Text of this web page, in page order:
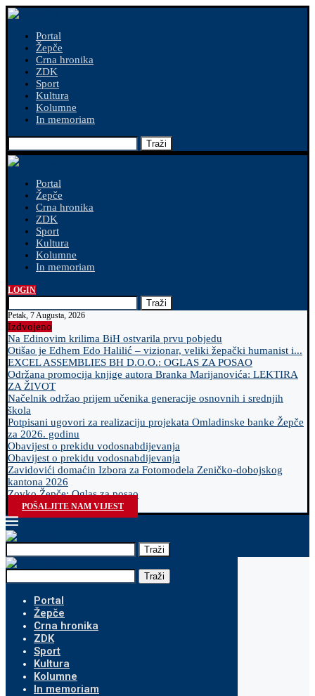
Portal
Žepče
Crna hronika
ZDK
Sport
Kultura
Kolumne
In memoriam
Traži
Portal
Žepče
Crna hronika
ZDK
Sport
Kultura
Kolumne
In memoriam
LOGIN
Traži
Petak, 7 Augusta, 2026
Izdvojeno
Na Edinovim krilima BiH ostvarila prvu pobjedu
Otišao je Edhem Edo Halilić – vizionar, veliki žepački humanist i...
EXCEL ASSEMBLIES BH D.O.O.: OGLAS ZA POSAO
Održana promocija knjige autora Branka Marijanovića: LEKTIRA
ZA ŽIVOT
Načelnik održao prijem učenika generacije osnovnih i srednjih
škola
Potpisani ugovori za realizaciju projekata Omladinske banke Žepče
za 2026. godinu
Obavijest o prekidu vodosnabdijevanja
Obavijest o prekidu vodosnabdijevanja
Zavidovići domaćin Izbora za Fotomodela Zeničko-dobojskog
kantona 2026
Zovko Žepče: Oglas za posao
POŠALJITE NAM VIJEST
Traži
Traži
Portal
Žepče
Crna hronika
ZDK
Sport
Kultura
Kolumne
In memoriam